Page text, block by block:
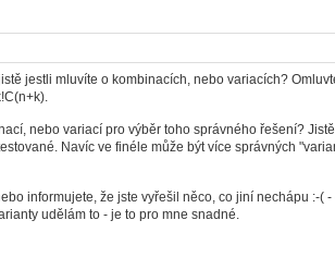
jestli mluvíte o kombinacích, nebo variacích?
nebo variací pro výběr toho správného řešení?
Navíc ve finéle může být více správných
informujete, že jste vyřešil něco, co jiní nechápu :-(
udělám to - je to pro mne snadné.